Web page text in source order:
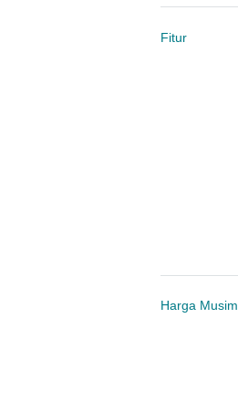
Fitur
Harga Musim